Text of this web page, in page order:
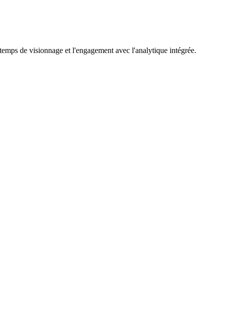
de visionnage et l'engagement avec l'analytique intégrée.